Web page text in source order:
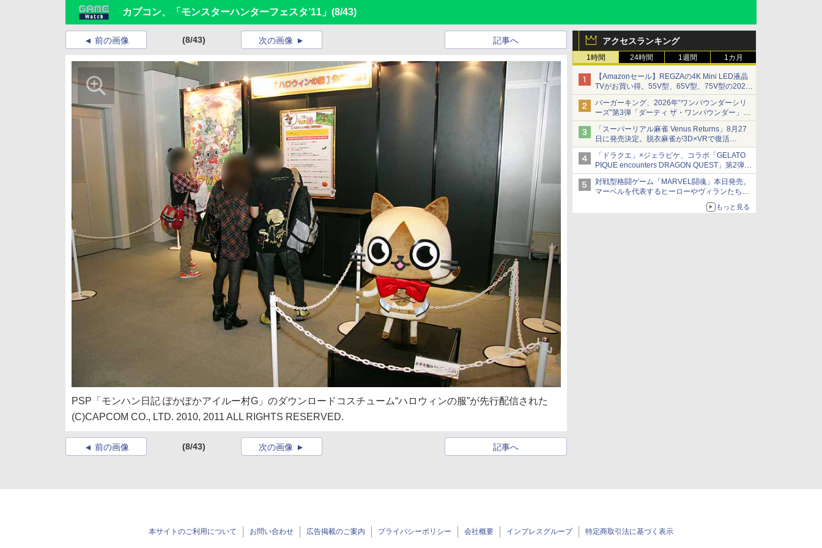
カプコン、「モンスターハンターフェスタ’11」 (8/43)
アクセスランキング
1時間 24時間 1週間 1カ月
【Amazonセール】REGZAの4K Mini LED液晶
TVがお買い得。55V型、65V型、75V型の2026
年モデルがラインナップ
バーガーキング、2026年“ワンパウンダーシリ
ーズ”第3弾「ダーティ ザ・ワンパウンダー」を
8月7日発売
「特製ガーリックマヨソース」を使用した超大
型チーズバーガー
「スーパーリアル麻雀 Venus Returns」8月27
日に発売決定。脱衣麻雀が3D×VRで復活
発売から2週間は20%オフになるセールが実施
「ドラクエ」×ジェラピケ、コラボ「GELATO
PIQUE encounters DRAGON QUEST」第2弾が
本日発売
アイスカップに入ったスライムやわたぼう、ベ
ビーサタンなどがオリジナルアートで登場
対戦型格闘ゲーム「MARVEL闘魂」本日発売。
マーベルを代表するヒーローやヴィランたちが
「GUILTY GEAR」などの格ゲーを手掛けるア
もっと見る
前の画像 (8/43) 記事へ
次の画像
PSP「モンハン日記 ぽかぽかアイルー村G」のダウンロードコスチューム“ハロウィンの服”が先行配信された
(C)CAPCOM CO., LTD. 2010, 2011 ALL RIGHTS RESERVED.
前の画像 (8/43) 記事へ
次の画像
本サイトのご利用について お問い合わせ 広告掲載のご案内 プライバシーポリシー 会社概要 インプレスグループ 特定商取引法に基づく表示